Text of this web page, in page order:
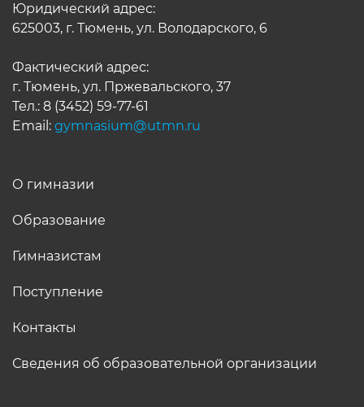
Юридический адрес:
625003, г. Тюмень, ул. Володарского, 6
Фактический адрес:
г. Тюмень, ул. Пржевальского, 37
Тел.: 8 (3452) 59-77-61
Email: gymnasium@utmn.ru
О гимназии
Образование
Гимназистам
Поступление
Контакты
Сведения об образовательной организации